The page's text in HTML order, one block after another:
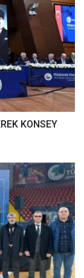
KONSEY